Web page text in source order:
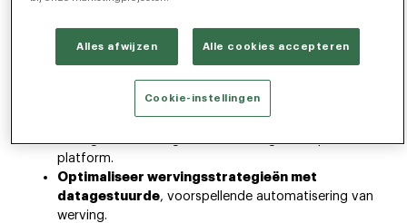
automatisering en Agentic AI-oplossingen.
Toptalent aantrekt
via gepersonaliseerde,
toekomstgerichte candidate experiences.
verlagen door je HR tech stack te
vereenvoudigen en gebruik te maken van
platform.
Optimaliseer wervingsstrategieën met
datagestuurde, voorspellende automatisering van
werving.
Alles afwijzen Alle cookies accepteren
Cookie-instellingen